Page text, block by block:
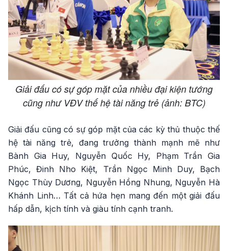
Giải đấu có sự góp mặt của nhiều đại kiện tướng
cũng như VĐV thế hệ tài năng trẻ (ảnh: BTC)
Giải đấu cũng có sự góp mặt của các kỳ thủ thuộc thế
hệ tài năng trẻ, đang trưởng thành mạnh mẽ như
Bành Gia Huy, Nguyễn Quốc Hy, Phạm Trần Gia
Phúc, Đinh Nho Kiệt, Trần Ngọc Minh Duy, Bạch
Ngọc Thùy Dương, Nguyễn Hồng Nhung, Nguyễn Hà
Khánh Linh… Tất cả hứa hẹn mang đến một giải đấu
hấp dẫn, kịch tính và giàu tính cạnh tranh.